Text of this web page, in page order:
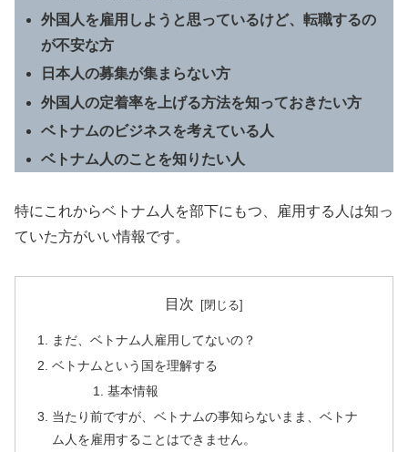
外国人を雇用しようと思っているけど、転職するの
が不安な方
日本人の募集が集まらない方
外国人の定着率を上げる方法を知っておきたい方
ベトナムのビジネスを考えている人
ベトナム人のことを知りたい人
特にこれからベトナム人を部下にもつ、雇用する人は知っ
ていた方がいい情報です。
目次
まだ、ベトナム人雇用してないの？
ベトナムという国を理解する
基本情報
当たり前ですが、ベトナムの事知らないまま、ベトナ
ム人を雇用することはできません。